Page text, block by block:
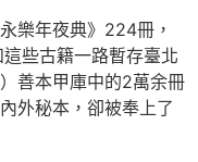
樂年夜典》224冊，
些古籍一路暫存臺北
善本甲庫中的2萬余冊
外秘本，卻被奉上了